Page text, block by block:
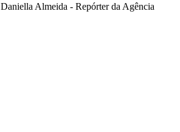
Daniella Almeida - Repórter da Agência